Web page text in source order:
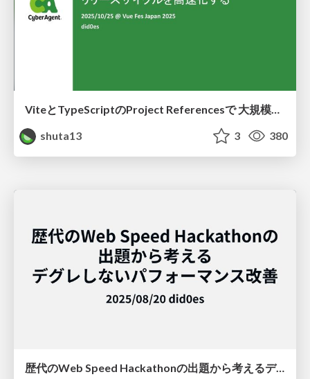
ViteとTypeScriptのProject Referencesで 大規模モノレポのUIカタログのリリースサイクルを高速化する
shuta13
3 380
歴代のWeb Speed Hackathonの出題から考えるデグレしないパフォーマンス改善